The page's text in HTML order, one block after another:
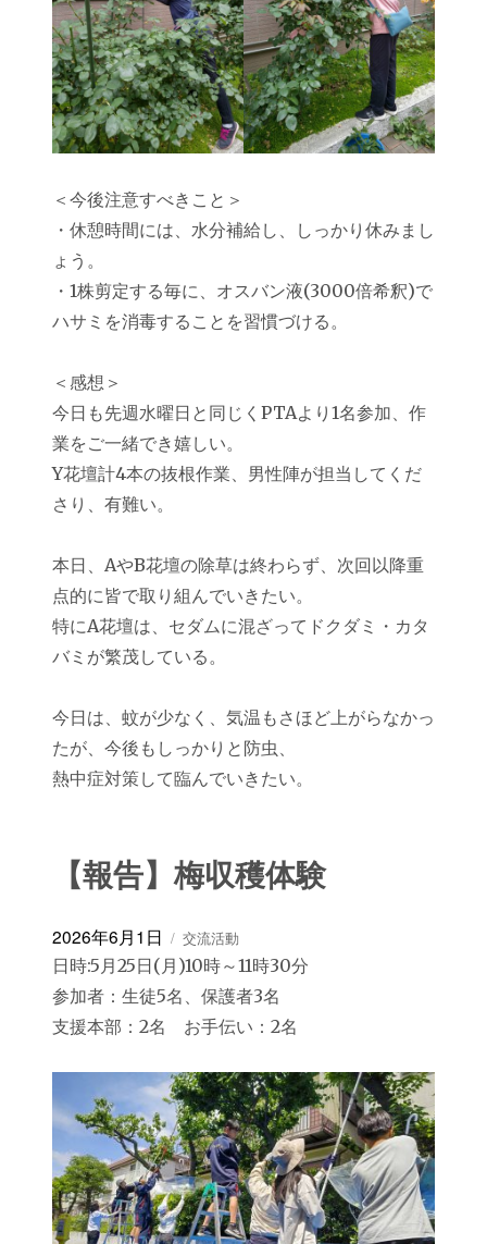
＜今後注意すべきこと＞
・休憩時間には、水分補給し、しっかり休みまし
ょう。
・1株剪定する毎に、オスバン液(3000倍希釈)で
ハサミを消毒することを習慣づける。
＜感想＞
今日も先週水曜日と同じくPTAより1名参加、作
業をご一緒でき嬉しい。
Y花壇計4本の抜根作業、男性陣が担当してくだ
さり、有難い。
本日、AやB花壇の除草は終わらず、次回以降重
点的に皆で取り組んでいきたい。
特にA花壇は、セダムに混ざってドクダミ・カタ
バミが繁茂している。
今日は、蚊が少なく、気温もさほど上がらなかっ
たが、今後もしっかりと防虫、
熱中症対策して臨んでいきたい。
【報告】梅収穫体験
投
稿
日:
2026年6月1日
カ
テ
ゴ
リ
ー
交流活動
日時:5月25日(月)10時～11時30分
参加者：生徒5名、保護者3名
支援本部：2名 お手伝い：2名